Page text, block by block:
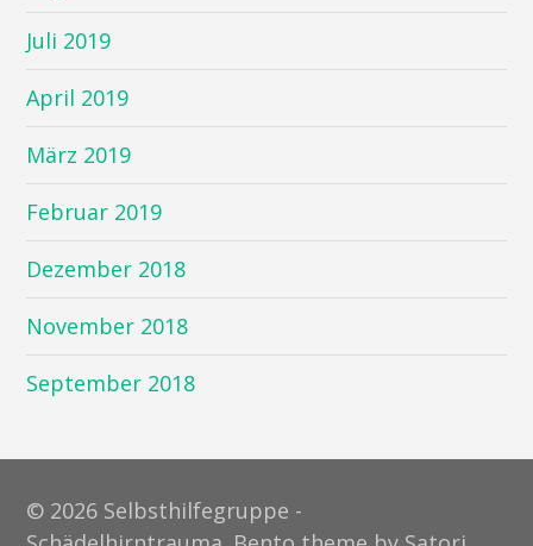
Juli 2019
April 2019
März 2019
Februar 2019
Dezember 2018
November 2018
September 2018
© 2026 Selbsthilfegruppe -